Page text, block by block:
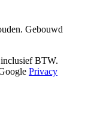
Gebouwd
BTW.
Privacy